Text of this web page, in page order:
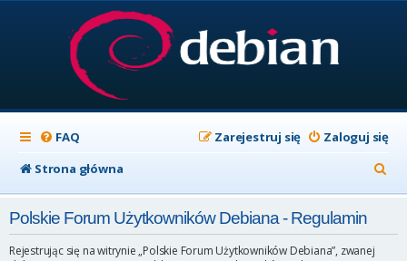
FAQ Zaloguj się
Zarejestruj się
Strona główna
z
Polskie Forum Użytkowników Debiana - Regulamin
Rejestrując się na witrynie „Polskie Forum Użytkowników Debiana”, zwanej